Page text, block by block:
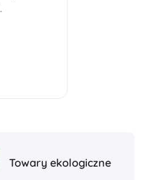
Towary ekologiczne